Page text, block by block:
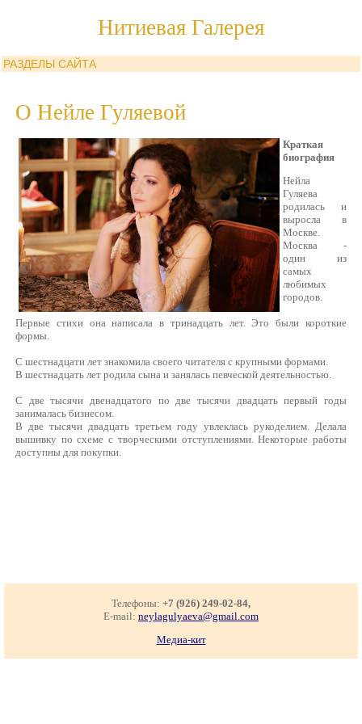
Нитиевая Галерея
РАЗДЕЛЫ САЙТА
О Нейле Гуляевой
Краткая
биография
Нейла
Гуляева
родилась и
выросла в
Москве.
Москва -
один из
самых
любимых
городов.
Первые стихи она написала в тринадцать лет. Это были короткие
формы.
С шестнадцати лет знакомила своего читателя с крупными формами.
В шестнадцать лет родила сына и занялась певческой деятельностью.
С две тысячи двенадцатого по две тысячи двадцать первый годы
занималась бизнесом.
В две тысячи двадцать третьем году увлеклась рукоделием. Делала
вышивку по схеме с творческими отступлениями. Некоторые работы
доступны для покупки.
Телефоны: +7 (926) 249-02-84,
E-mail: neylagulyaeva@gmail.com
Медиа-кит